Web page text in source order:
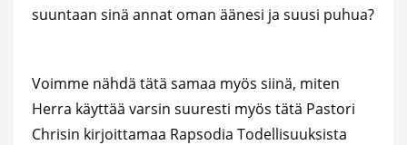
suuntaan sinä annat oman äänesi ja suusi puhua?
Voimme nähdä tätä samaa myös siinä, miten
Herra käyttää varsin suuresti myös tätä Pastori
Chrisin kirjoittamaa Rapsodia Todellisuuksista